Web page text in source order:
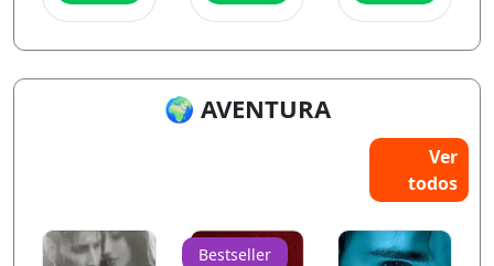
🌍 AVENTURA
Ver
todos
Bestseller